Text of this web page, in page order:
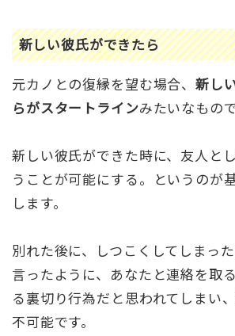
新しい彼氏ができたら
元カノとの復縁を望む場合、新し
らがスタートラインみたいなもので
新しい彼氏ができた時に、友人と
うことが可能にする。というのが
します。
別れた後に、しつこくしてしまっ
言ったように、あなたと連絡を取
る裏切り行為だと思われてしまい
不可能です。